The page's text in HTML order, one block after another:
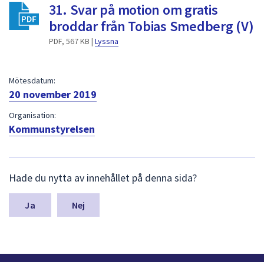
för
att
31. Svar på motion om gratis
broddar från Tobias Smedberg (V)
PDF, 567 KB | Lyssna
Mötesdatum:
20 november 2019
Organisation:
Kommunstyrelsen
ä
m
a
n
Hade du nytta av innehållet på denna sida?
Nej